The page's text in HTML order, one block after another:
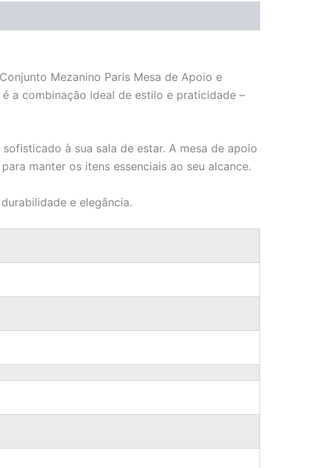
Mezanino Paris Mesa de Apoio e
a combinação ideal de estilo e praticidade –
à sua sala de estar. A mesa de apoio
manter os itens essenciais ao seu alcance.
e elegância.